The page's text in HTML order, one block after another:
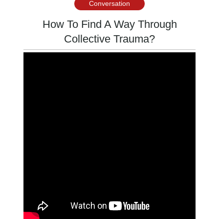
Conversation
How To Find A Way Through
Collective Trauma?